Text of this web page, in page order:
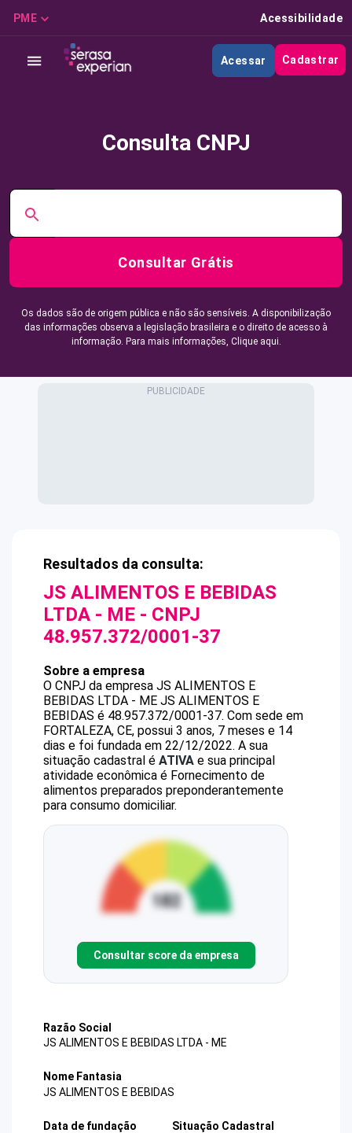
PME Acessibilidade
Acessar Cadastrar
Consulta CNPJ
Consultar Grátis
Os dados são de origem pública e não são sensíveis. A disponibilização
das informações observa a legislação brasileira e o direito de acesso à
informação. Para mais informações, Clique aqui.
Resultados da consulta:
JS ALIMENTOS E BEBIDAS
LTDA - ME - CNPJ
48.957.372/0001-37
Sobre a empresa
O CNPJ da empresa JS ALIMENTOS E
BEBIDAS LTDA - ME JS ALIMENTOS E
BEBIDAS é 48.957.372/0001-37. Com sede em
FORTALEZA, CE, possui 3 anos, 7 meses e 14
dias e foi fundada em 22/12/2022. A sua
situação cadastral é ATIVA e sua principal
atividade econômica é Fornecimento de
alimentos preparados preponderantemente
para consumo domiciliar.
Consultar score da empresa
Razão Social
JS ALIMENTOS E BEBIDAS LTDA - ME
Nome Fantasia
JS ALIMENTOS E BEBIDAS
Data de fundação
Situação Cadastral